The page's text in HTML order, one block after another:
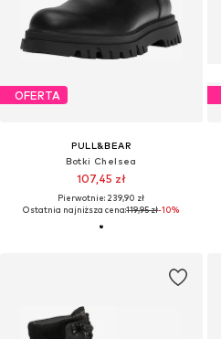
OFERTA
PULL&BEAR
Botki Chelsea
107,45 zł
Pierwotnie: 239,90 zł
Ostatnia najniższa cena:119,95 zł-10%